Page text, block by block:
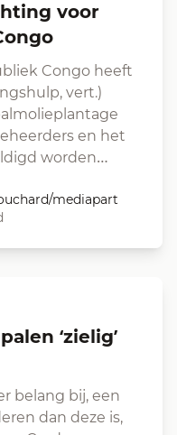
Congo heeft
vert.)
en het
worden…
mediapart
belang bij, een
dan deze is,